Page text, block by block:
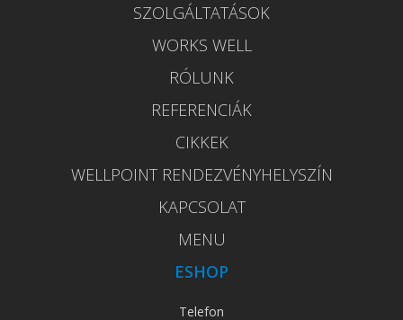
SZOLGÁLTATÁSOK
WORKS WELL
RÓLUNK
REFERENCIÁK
CIKKEK
WELLPOINT RENDEZVÉNYHELYSZÍN
KAPCSOLAT
MENU
ESHOP
Telefon